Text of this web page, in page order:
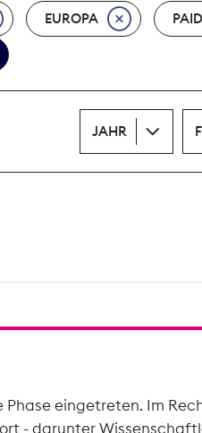
EUROPA
JAHR
eingetreten. Im
- darunter